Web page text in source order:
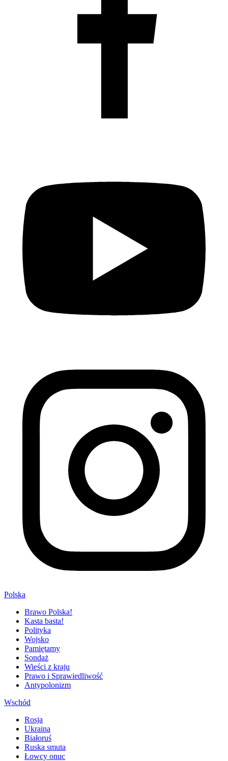
Polska
Brawo Polska!
Kasta basta!
Polityka
Wojsko
Pamiętamy
Sondaż
Wieści z kraju
Prawo i Sprawiedliwość
Antypolonizm
Wschód
Rosja
Ukraina
Białoruś
Ruska smuta
Łowcy onuc